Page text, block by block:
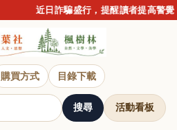
近日詐騙盛行，提醒讀者提高警覺，
購買方式 目錄下載
搜尋 活動看板